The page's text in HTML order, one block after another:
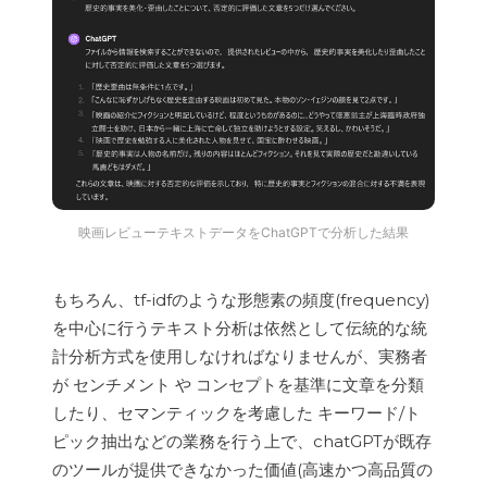
映画レビューテキストデータをChatGPTで分析した結果
もちろん、tf-idfのような形態素の頻度(frequency)
を中心に行うテキスト分析は依然として伝統的な統
計分析方式を使用しなければなりませんが、実務者
が センチメント や コンセプトを基準に文章を分類
したり、セマンティックを考慮した キーワード/ト
ピック抽出などの業務を行う上で、chatGPTが既存
のツールが提供できなかった価値(高速かつ高品質の